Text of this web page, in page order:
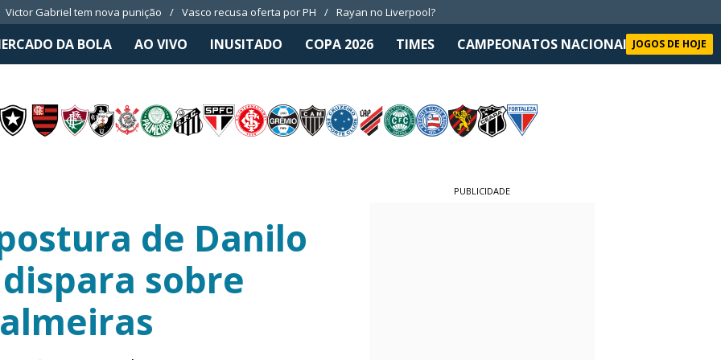
Victor Gabriel tem nova punição Vasco recusa oferta por PH Rayan no Liverpool?
DA BOLA AO VIVO INUSITADO COPA 2026 TIMES CAMPEONATOS NACIONAIS SELEÇÃO
JOGOS DE HOJE
de Danilo
sobre
PUBLICIDADE